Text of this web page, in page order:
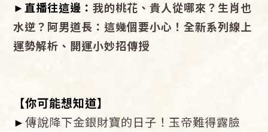
►直播往這邊：我的桃花、貴人從哪來？生肖也
水逆？阿男道長：這幾個要小心！全新系列線上
運勢解析、開運小妙招傳授
【你可能想知道】
►傳說降下金銀財寶的日子！玉帝難得露臉